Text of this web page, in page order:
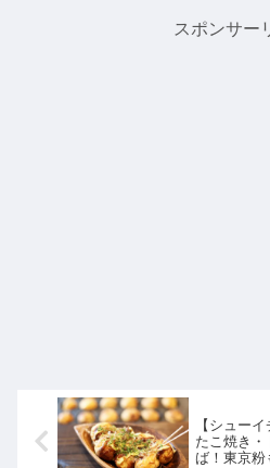
スポンサー
【シュー
たこ焼き
ば！東京粉